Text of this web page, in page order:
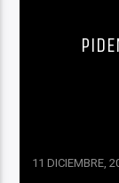
11 DICIEMBRE,